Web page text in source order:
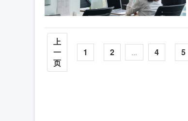
上
一
页
1 2 ... 4 5